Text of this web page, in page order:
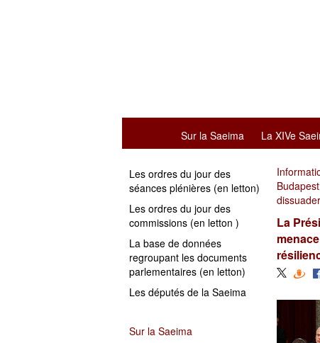
Sur la Saeima La XIVe
Les ordres du jour des
séances plénières (en letton)
Les ordres du jour des
commissions (en letton )
La base de données
regroupant les documents
parlementaires (en letton)
Les députés de la Saeima
Sur la Saeima
La